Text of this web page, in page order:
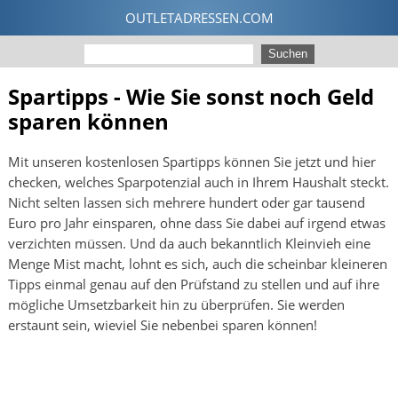
Spartipps - Wie Sie sonst noch Geld
sparen können
Mit unseren kostenlosen Spartipps können Sie jetzt und hier
checken, welches Sparpotenzial auch in Ihrem Haushalt steckt.
Nicht selten lassen sich mehrere hundert oder gar tausend
Euro pro Jahr einsparen, ohne dass Sie dabei auf irgend etwas
verzichten müssen. Und da auch bekanntlich Kleinvieh eine
Menge Mist macht, lohnt es sich, auch die scheinbar kleineren
Tipps einmal genau auf den Prüfstand zu stellen und auf ihre
mögliche Umsetzbarkeit hin zu überprüfen. Sie werden
erstaunt sein, wieviel Sie nebenbei sparen können!